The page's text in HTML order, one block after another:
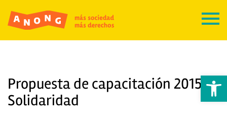
Abrir
Propuesta de capacitación 2015 –
Solidaridad